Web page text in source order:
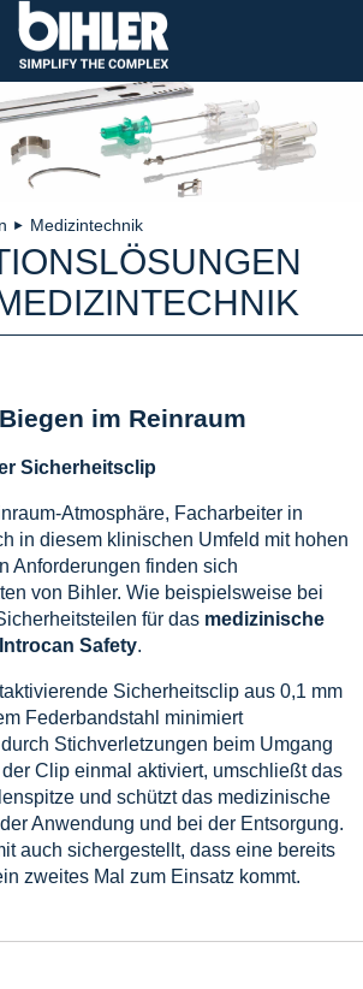
► Medizintechnik
im Reinraum
Sicherheitsclip
Atmosphäre, Facharbeiter in
in diesem klinischen Umfeld mit hohen
Anforderungen finden sich
von Bihler. Wie beispielsweise bei
für das medizinische
Safety.
Sicherheitsclip aus 0,1 mm
Federbandstahl minimiert
Stichverletzungen beim Umgang
Clip einmal aktiviert, umschließt das
und schützt das medizinische
Anwendung und bei der Entsorgung.
auch sichergestellt, dass eine bereits
zweites Mal zum Einsatz kommt.